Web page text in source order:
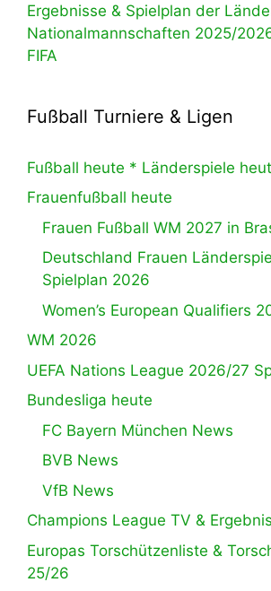
Ergebnisse & Spielplan der
Nationalmannschaften 2025/
FIFA
Fußball Turniere & Ligen
Fußball heute * Länderspiele
Frauenfußball heute
Frauen Fußball WM 2027 in
Deutschland Frauen
Spielplan 2026
Women’s European Qualifiers
WM 2026
UEFA Nations League 2026/27
Bundesliga heute
FC Bayern München News
BVB News
VfB News
Champions League TV &
Europas Torschützenliste &
25/26